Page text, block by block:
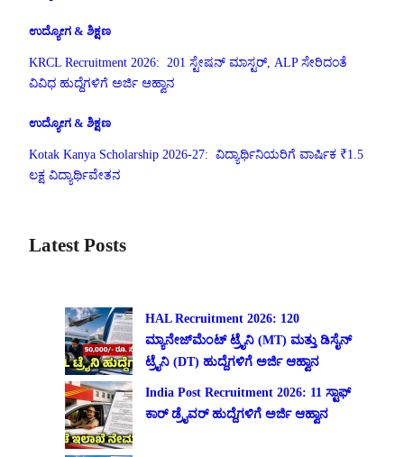
ಉದ್ಯೋಗ & ಶಿಕ್ಷಣ
KRCL Recruitment 2026: 201 ಸ್ಟೇಷನ್ ಮಾಸ್ಟರ್, ALP ಸೇರಿದಂತೆ
ವಿವಿಧ ಹುದ್ದೆಗಳಿಗೆ ಅರ್ಜಿ ಆಹ್ವಾನ
ಉದ್ಯೋಗ & ಶಿಕ್ಷಣ
Kotak Kanya Scholarship 2026-27: ವಿದ್ಯಾರ್ಥಿನಿಯರಿಗೆ ವಾರ್ಷಿಕ ₹1.5
ಲಕ್ಷ ವಿದ್ಯಾರ್ಥಿವೇತನ
Latest Posts
HAL Recruitment 2026: 120
ಮ್ಯಾನೇಜ್‌ಮೆಂಟ್ ಟ್ರೈನಿ (MT) ಮತ್ತು ಡಿಸೈನ್
ಟ್ರೈನಿ (DT) ಹುದ್ದೆಗಳಿಗೆ ಅರ್ಜಿ ಆಹ್ವಾನ
India Post Recruitment 2026: 11 ಸ್ಟಾಫ್
ಕಾರ್ ಡ್ರೈವರ್ ಹುದ್ದೆಗಳಿಗೆ ಅರ್ಜಿ ಆಹ್ವಾನ